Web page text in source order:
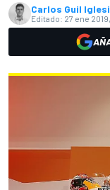
Carlos Guil
Editado: 27 ene